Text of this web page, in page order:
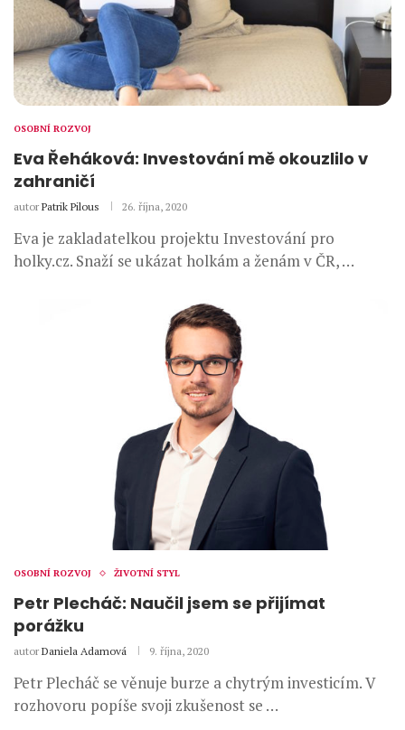
OSOBNÍ ROZVOJ
Eva Řeháková: Investování mě okouzlilo v
zahraničí
autor Patrik Pilous 26. října, 2020
Eva je zakladatelkou projektu Investování pro
holky.cz. Snaží se ukázat holkám a ženám v ČR, …
OSOBNÍ ROZVOJ ŽIVOTNÍ STYL
Petr Plecháč: Naučil jsem se přijímat
porážku
autor Daniela Adamová 9. října, 2020
Petr Plecháč se věnuje burze a chytrým investicím. V
rozhovoru popíše svoji zkušenost se …